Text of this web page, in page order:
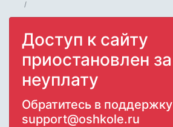
Доступ к сайту
приостановлен за
неуплату
Обратитесь в поддержку
support@oshkole.ru